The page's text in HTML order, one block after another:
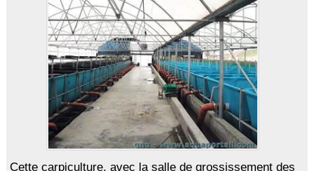
Cette carpiculture, avec la salle de grossissement des